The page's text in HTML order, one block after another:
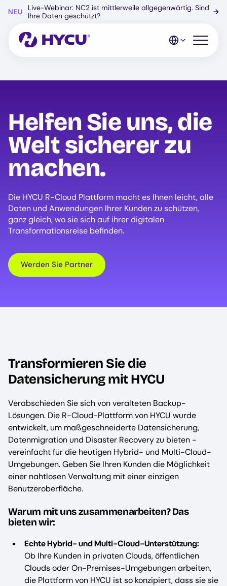
Hauptinhalt
NEU
Live-Webinar: NC2 ist mittlerweile allgegenwärtig. Sind
Ihre Daten geschützt?
→
Mobiles
Helfen Sie uns, die
Welt sicherer zu
machen.
Die HYCU R-Cloud Plattform macht es Ihnen leicht, alle
Daten und Anwendungen Ihrer Kunden zu schützen,
ganz gleich, wo sie sich auf ihrer digitalen
Transformationsreise befinden.
Werden Sie Partner
Transformieren Sie die
Datensicherung mit HYCU
Verabschieden Sie sich von veralteten Backup-
Lösungen. Die R-Cloud-Plattform von HYCU wurde
entwickelt, um maßgeschneiderte Datensicherung,
Datenmigration und Disaster Recovery zu bieten -
vereinfacht für die heutigen Hybrid- und Multi-Cloud-
Umgebungen. Geben Sie Ihren Kunden die Möglichkeit
einer nahtlosen Verwaltung mit einer einzigen
Benutzeroberfläche.
Warum mit uns zusammenarbeiten? Das
bieten wir:
Echte Hybrid- und Multi-Cloud-Unterstützung:
Ob Ihre Kunden in privaten Clouds, öffentlichen
Clouds oder On-Premises-Umgebungen arbeiten,
die Plattform von HYCU ist so konzipiert, dass sie sie